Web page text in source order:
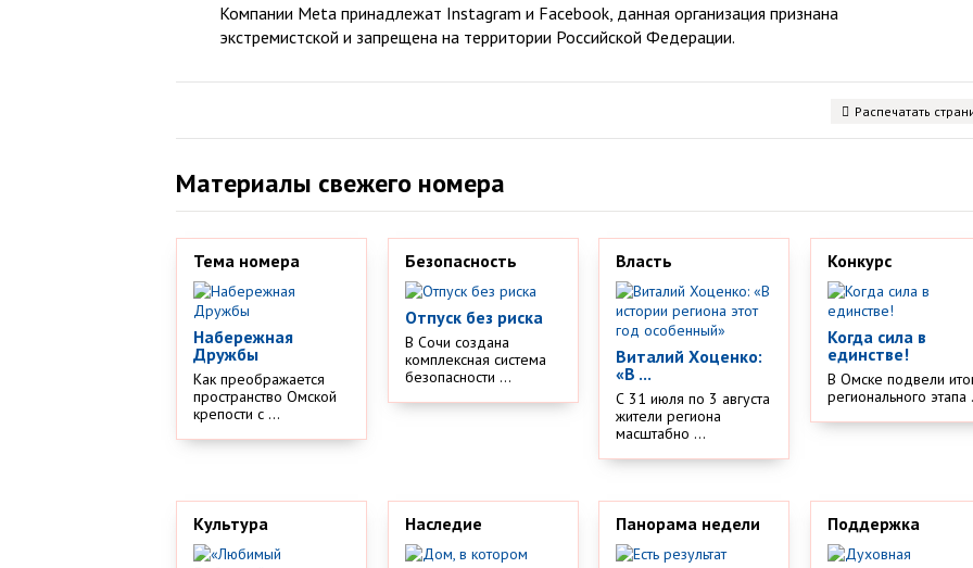
Компании Meta принадлежат Instagram и Facebook, данная организация признана
экстремистской и запрещена на территории Российской Федерации.
Распечатать
Материалы свежего номера
Тема номера
Набережная
Дружбы
Как преображается
пространство Омской
крепости с ...
Безопасность
Отпуск без риска
В Сочи создана
комплексная система
безопасности ...
Власть
Виталий Хоценко:
«В ...
С 31 июля по 3 августа
жители региона
масштабно ...
Конкурс
Когда сила в
единстве!
В Омске подвели
регионального этапа
Культура Наследие Панорама недели Поддержка